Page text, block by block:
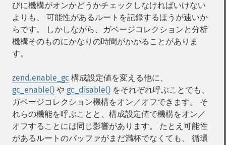
びに機構がオンかどうかチェックしなければいけない
よりも、 可能性があるルートを記録するほうが速いか
らです。 しかしながら、ガベージコレクションと分析
機構そのものにかなりの時間がかかることがありま
す。
zend.enable_gc 構成設定値を変える他に、
gc_enable() や gc_disable() をそれぞれ呼ぶことでも、
ガベージコレクション機構をオン／オフできます。 そ
れらの機能を呼ぶことと、構成設定値で機構をオン／
オフすることには同じ影響があります。 たとえ可能性
があるルートのバッファがまだ満杯でなくても、 循環